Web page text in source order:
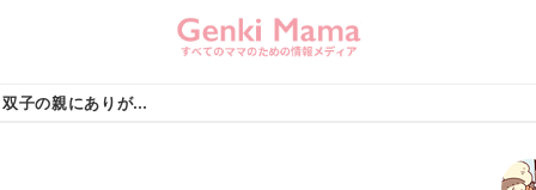
【双子あるある漫画】双子の親にありがちなこと